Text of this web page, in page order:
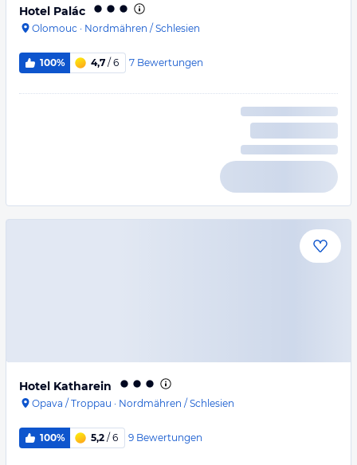
Hotel Palác
Olomouc · Nordmähren / Schlesien
100% 4,7 / 6 7 Bewertungen
Hotel Katharein
Opava / Troppau · Nordmähren / Schlesien
100% 5,2 / 6 9 Bewertungen